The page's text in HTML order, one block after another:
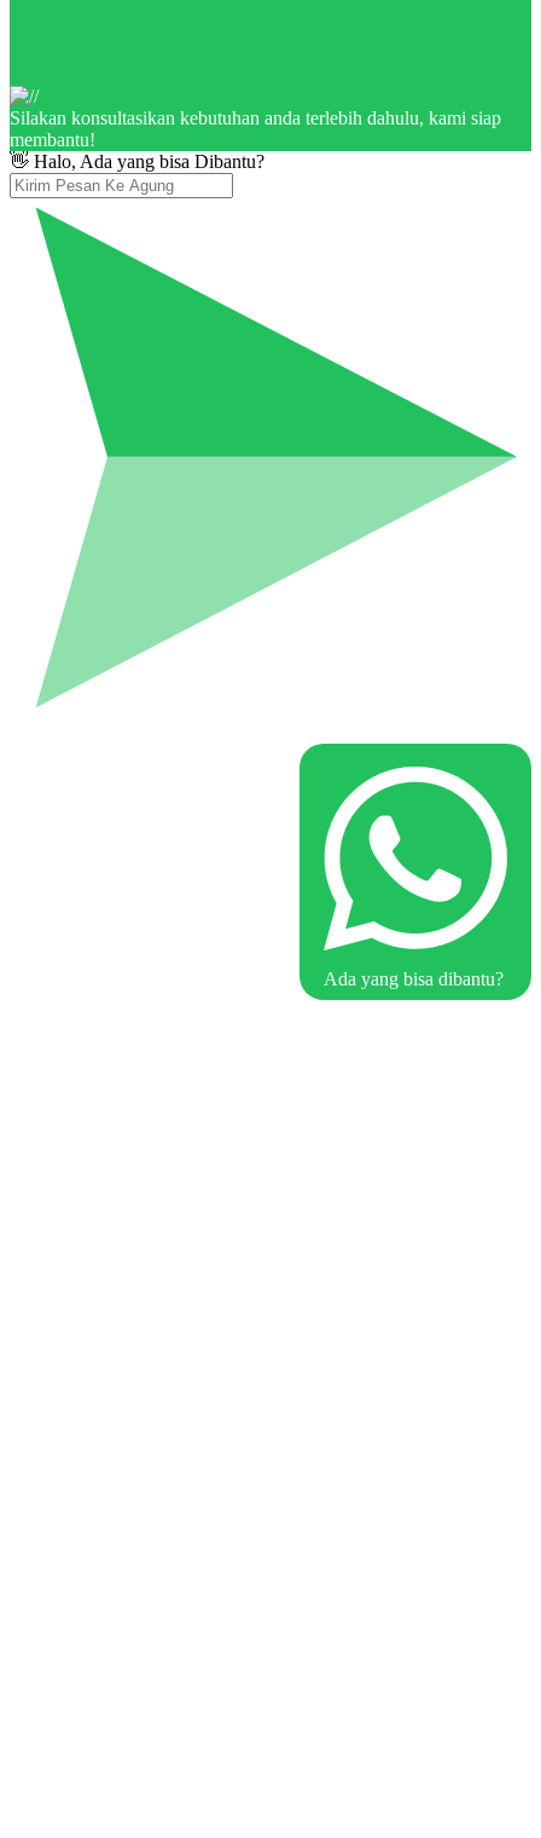
Silakan konsultasikan kebutuhan anda terlebih dahulu, kami siap
membantu!
👋 Halo, Ada yang bisa Dibantu?
Ada yang bisa dibantu?